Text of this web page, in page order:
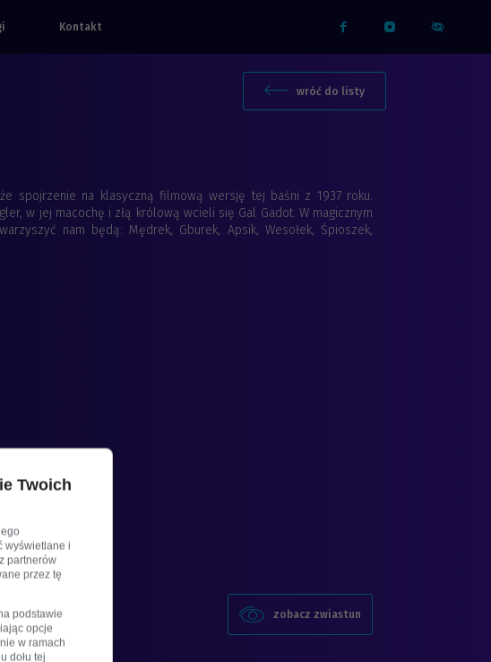
Kontakt
FacebookInstagrammenu
wróć do listy
spojrzenie na klasyczną filmową wersję tej baśni z 1937 roku.
w jej macochę i złą królową wcieli się Gal Gadot. W magicznym
nam będą: Mędrek, Gburek, Apsik, Wesołek, Śpioszek,
Burnap
Wilson
zobacz zwiastun
filmu
Twoich
wyświetlane i
partnerów
przez tę
podstawie
opcje
w ramach
dołu tej